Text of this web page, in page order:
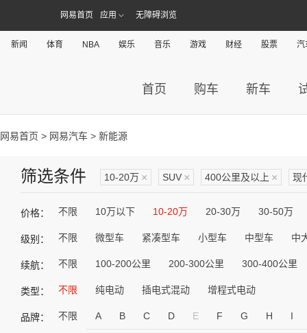
网易首页 应用 无障碍浏览
新闻 体育 NBA 娱乐 音乐 游戏 财经 股票 汽
首页 购车 新车
网易首页 > 网易汽车 > 新能源
筛选条件 10-20万 × SUV × 400公里及以上 × 现
价格： 不限 10万以下 10-20万 20-30万 30-50万
级别： 不限 微型车 紧凑型车 小型车 中型车 中
续航： 不限 100-200公里 200-300公里 300-400公里
类型： 不限 纯电动 插电式混动 增程式电动
品牌： 不限 A B C D E F G H I